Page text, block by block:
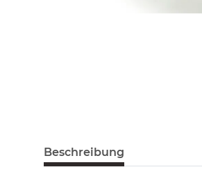
Beschreibung